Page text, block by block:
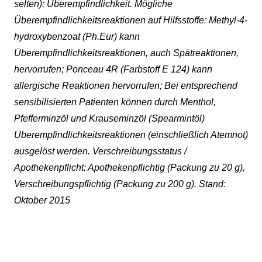
selten): Überempfindlichkeit. Mögliche
Überempfindlichkeitsreaktionen auf Hilfsstoffe: Methyl-4-
hydroxybenzoat (Ph.Eur) kann
Überempfindlichkeitsreaktionen, auch Spätreaktionen,
hervorrufen; Ponceau 4R (Farbstoff E 124) kann
allergische Reaktionen hervorrufen; Bei entsprechend
sensibilisierten Patienten können durch Menthol,
Pfefferminzöl und Krauseminzöl (Spearmintöl)
Überempfindlichkeitsreaktionen (einschließlich Atemnot)
ausgelöst werden. Verschreibungsstatus /
Apothekenpflicht: Apothekenpflichtig (Packung zu 20 g),
Verschreibungspflichtig (Packung zu 200 g). Stand:
Oktober 2015